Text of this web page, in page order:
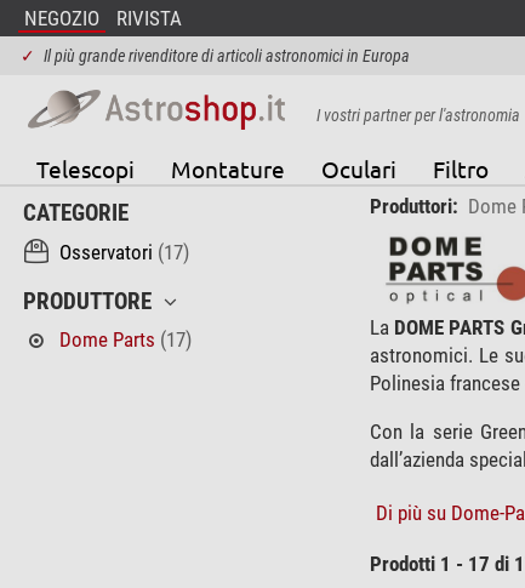
NEGOZIO RIVISTA
✓ Il più grande rivenditore di articoli astronomici in Europa
I vostri partner per l'astronomia
Telescopi Montature Oculari Filtro
CATEGORIE
Osservatori (17)
PRODUTTORE
Dome Parts (17)
Produttori: Dome
La DOME PARTS
astronomici. Le
Polinesia
Con la serie
dall’azienda
Di più su Dome-
Prodotti 1 - 17 di